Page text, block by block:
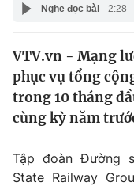
Y tế
Thế giới
Tin tức
Thế giới đó đây
Câu chuyện quốc tế
Kinh tế
Thị trường
Dữ liệu và đời
Nghe đọc bài 2:28
VTV.vn - Mạng
phục vụ tổng
trong 10 tháng
cùng kỳ năm
Tập đoàn Đường
State Railway